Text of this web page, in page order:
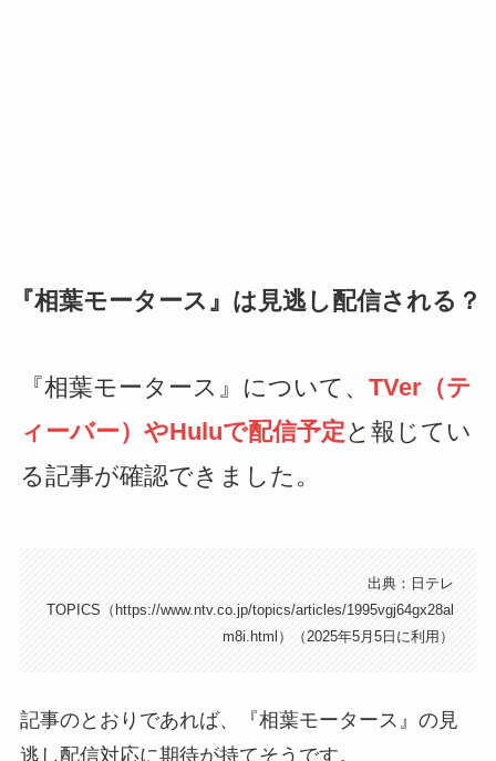
『相葉モータース』は見逃し配信される？
『相葉モータース』について、 TVer（テ
ィーバー）やHuluで配信予定と報じてい
る記事が確認できました。
出典：日テレ
TOPICS（https://www.ntv.co.jp/topics/articles/1995vgj64gx28al
m8i.html）（2025年5月5日に利用）
記事のとおりであれば、『相葉モータース』の見
逃し配信対応に期待が持てそうです。